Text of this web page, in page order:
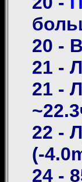
20 -
21 -
21 -
22 -
(-
24 -